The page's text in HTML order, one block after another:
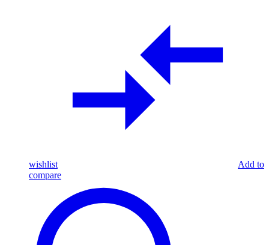
wishlist
Add to
compare